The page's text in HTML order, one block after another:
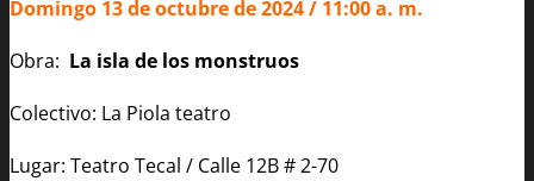
Domingo 13 de octubre de 2024 / 11:00 a. m.
Obra: La isla de los monstruos
Colectivo: La Piola teatro
Lugar: Teatro Tecal / Calle 12B # 2-70